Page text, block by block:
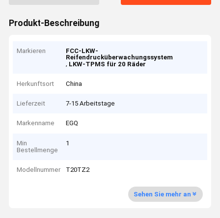
Produkt-Beschreibung
Markieren
FCC-LKW-
Reifendrucküberwachungssystem
, LKW-TPMS für 20 Räder
Herkunftsort China
Lieferzeit 7-15 Arbeitstage
Markenname EGQ
Min
Bestellmenge
1
Modellnummer T20TZ2
Sehen Sie mehr an